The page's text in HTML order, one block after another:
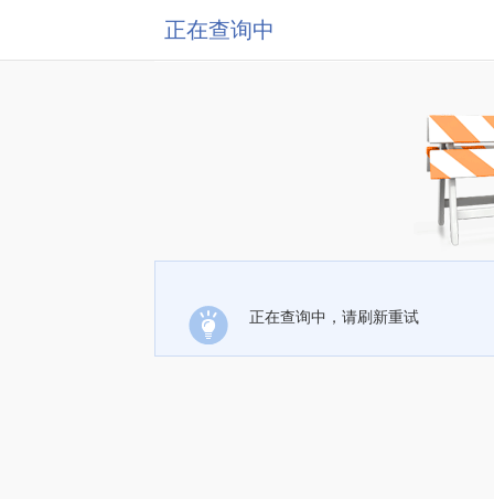
正在查询中
正在查询中，请刷新重试